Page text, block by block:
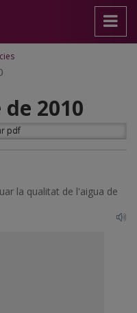
2010
pdf
la qualitat de l'aigua de